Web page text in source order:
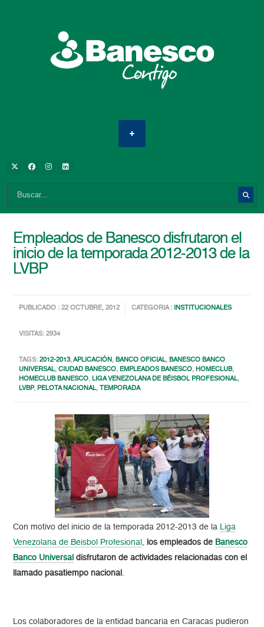
Empleados de Banesco disfrutaron el
inicio de la temporada 2012-2013 de la
LVBP
PUBLICADO : 22 OCTUBRE, 2012 CATEGORIA : INSTITUCIONALES
VISITAS: 2934
TAGS:2012-2013,APLICACIÓN,BANCO OFICIAL,BANESCO BANCO
UNIVERSAL,CIUDAD BANESCO, EMPLEADOS BANESCO,HOMECLUB,
HOMECLUB BANESCO,LIGA VENEZOLANA DE BÉISBOL PROFESIONAL,
LVBP, PELOTA NACIONAL, TEMPORADA
Con motivo del inicio de la temporada 2012-2013 de la Liga
Venezolana de Beisbol Profesional , los empleados de Banesco
Banco Universal disfrutaron de actividades relacionadas con el
llamado pasatiempo nacional .
Los colaboradores de la entidad bancaria en Caracas pudieron